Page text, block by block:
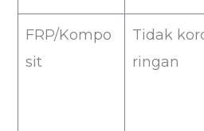
FRP/Kompo
sit
Tidak
ringan